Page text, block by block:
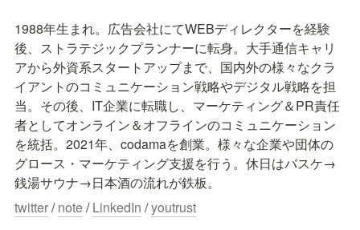
1988年生まれ。広告会社にてWEBディレクターを経験
後、ストラテジックプランナーに転身。大手通信キャリ
アから外資系スタートアップまで、国内外の様々なクラ
イアントのコミュニケーション戦略やデジタル戦略を担
当。その後、IT企業に転職し、マーケティング＆PR責任
者としてオンライン＆オフラインのコミュニケーション
を統括。2021年、codamaを創業。様々な企業や団体の
グロース・マーケティング支援を行う。休日はバスケ→
銭湯サウナ→日本酒の流れが鉄板。
twitter / note / LinkedIn / youtrust